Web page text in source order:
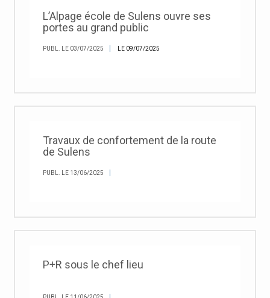
L’Alpage école de Sulens ouvre ses
portes au grand public
PUBL. LE 03/07/2025 LE 09/07/2025
Travaux de confortement de la route
de Sulens
PUBL. LE 13/06/2025
P+R sous le chef lieu